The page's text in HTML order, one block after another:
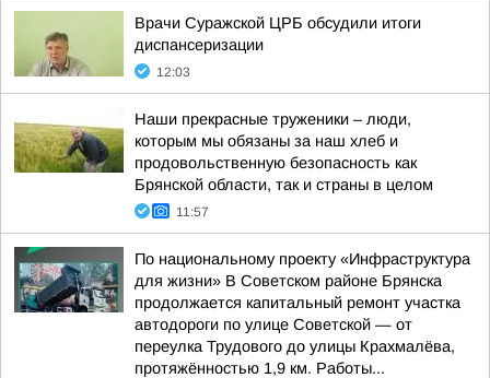
Врачи Суражской ЦРБ обсудили итоги
диспансеризации
12:03
Наши прекрасные труженики – люди,
которым мы обязаны за наш хлеб и
продовольственную безопасность как
Брянской области, так и страны в целом
11:57
По национальному проекту «Инфраструктура
для жизни» В Советском районе Брянска
продолжается капитальный ремонт участка
автодороги по улице Советской — от
переулка Трудового до улицы Крахмалёва,
протяжённостью 1,9 км. Работы...